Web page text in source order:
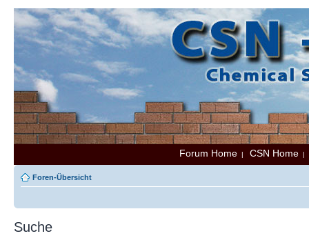
Forum Home | CSN Home
Foren-Übersicht
Suche